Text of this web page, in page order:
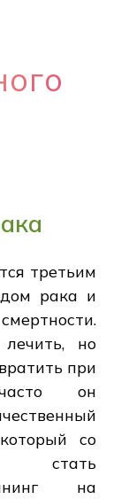
третьим
рака и
но
при
он
со
стать
на